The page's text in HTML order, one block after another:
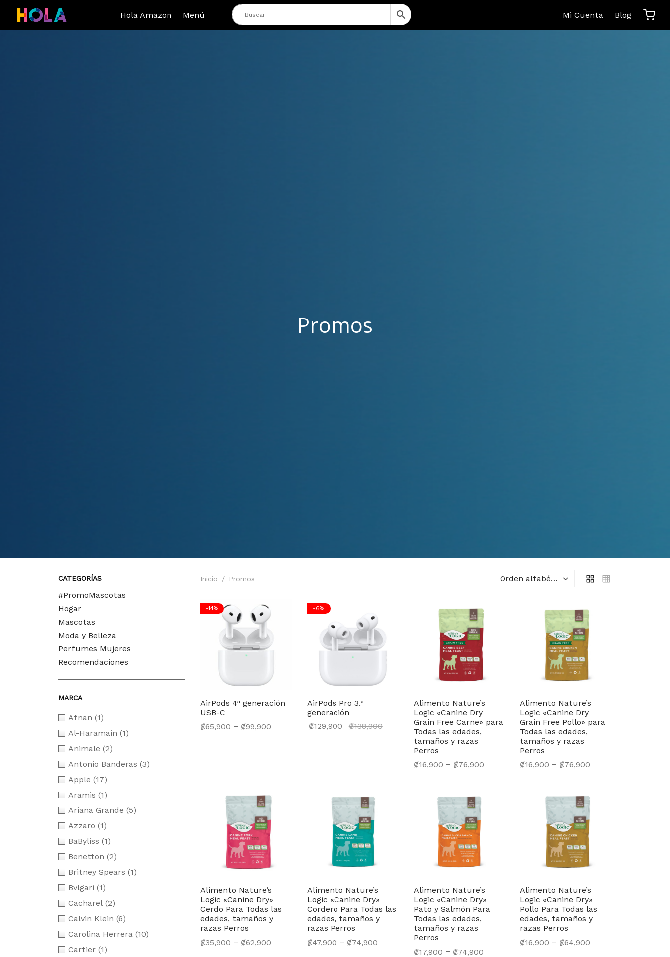
Hola Amazon Menú Mi Cuenta Blog
Promos
CATEGORÍAS
#PromoMascotas
Hogar
Mascotas
Moda y Belleza
Perfumes Mujeres
Recomendaciones
MARCA
Afnan (1)
Al-Haramain (1)
Animale (2)
Antonio Banderas (3)
Apple (17)
Aramis (1)
Ariana Grande (5)
Azzaro (1)
BaByliss (1)
Benetton (2)
Britney Spears (1)
Bvlgari (1)
Cacharel (2)
Calvin Klein (6)
Carolina Herrera (10)
Cartier (1)
Inicio / Promos
-14%
AirPods 4ª generación
USB-C
₡65,900 – ₡99,900
-6%
AirPods Pro 3.ª
generación
₡129,900 ₡138,900
El precio
₡129,900.
Alimento Nature’s
Logic «Canine Dry
Grain Free Carne» para
Todas las edades,
tamaños y razas
Perros
₡16,900 – ₡76,900
Alimento Nature’s
Logic «Canine Dry
Grain Free Pollo» para
Todas las edades,
tamaños y razas
Perros
₡16,900 – ₡76,900
Alimento Nature’s
Logic «Canine Dry»
Cerdo Para Todas las
edades, tamaños y
razas Perros
₡35,900 – ₡62,900
Alimento Nature’s
Logic «Canine Dry»
Cordero Para Todas las
edades, tamaños y
razas Perros
₡47,900 – ₡74,900
Alimento Nature’s
Logic «Canine Dry»
Pato y Salmón Para
Todas las edades,
tamaños y razas
Perros
₡17,900 – ₡74,900
Alimento Nature’s
Logic «Canine Dry»
Pollo Para Todas las
edades, tamaños y
razas Perros
₡16,900 – ₡64,900